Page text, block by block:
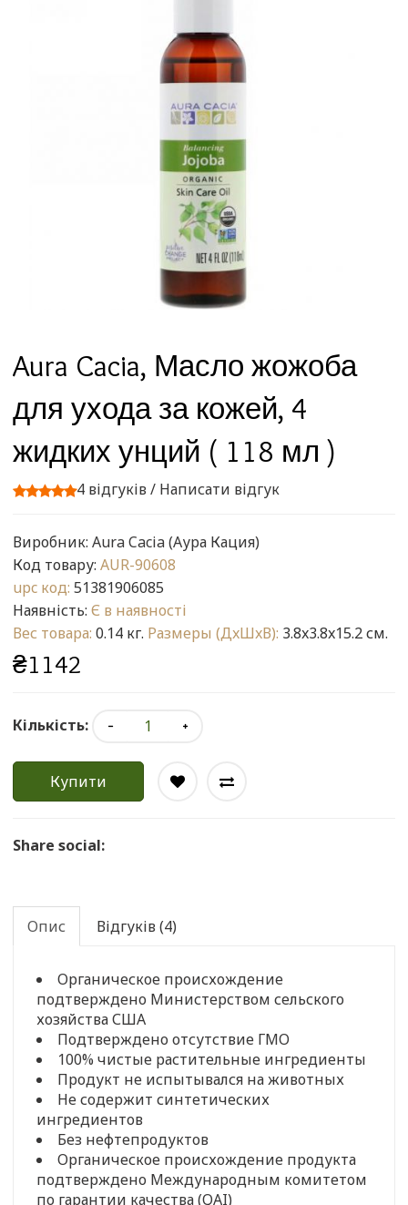
Aura Cacia, Масло жожоба
для ухода за кожей, 4
жидких унций ( 118 мл )
4 відгуків/ Написати відгук
Виробник: Aura Cacia (Аура Кация)
Код товару: AUR-90608
upc код: 51381906085
Наявність: Є в наявності
Вес товара: 0.14 кг. Размеры (ДxШxВ): 3.8x3.8x15.2 см.
₴1142
Кількість:
Купити
Share social:
Опис Відгуків (4)
Органическое происхождение
подтверждено Министерством сельского
хозяйства США
Подтверждено отсутствие ГМО
100% чистые растительные ингредиенты
Продукт не испытывался на животных
Не содержит синтетических
ингредиентов
Без нефтепродуктов
Органическое происхождение продукта
подтверждено Международным комитетом
по гарантии качества (QAI)